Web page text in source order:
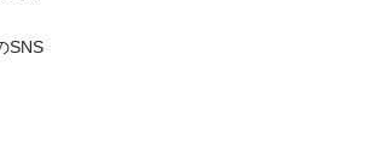
SNS